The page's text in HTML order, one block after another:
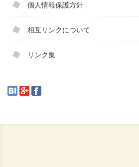
個人情報保護方針
相互リンクについて
リンク集